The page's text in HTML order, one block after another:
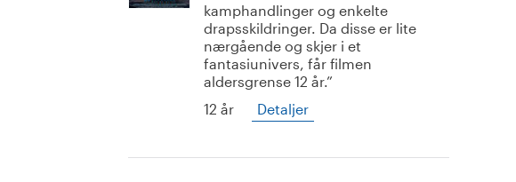
kamphandlinger og enkelte
drapsskildringer. Da disse er lite
nærgående og skjer i et
fantasiunivers, får filmen
aldersgrense 12 år.
12 år
Detaljer